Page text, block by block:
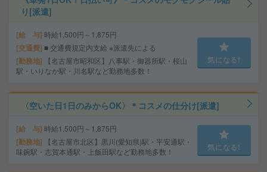
り[派遣]
給 与 時給1,500円～1,875円
交通費 ■ 交通費規定内支給 ※派遣先による
勤務地
【名古屋市昭和区】八事駅・御器所駅・桜山
駅・いりなか駅・川名駅など勤務地多数！
気になる!
〈空いた日1日のみからOK〉＊コスメの仕分け[派遣]
給 与 時給1,500円～1,875円
勤務地
【名古屋市北区】黒川(愛知県)駅・平安通駅・
味鋺駅・志賀本通駅・上飯田駅など勤務地多数！
気になる!